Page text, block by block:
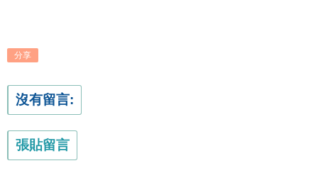
分享
沒有留言:
張貼留言